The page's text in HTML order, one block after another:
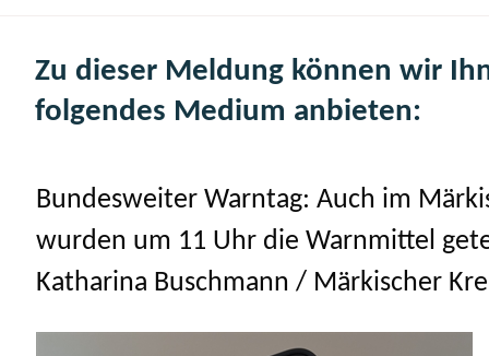
Zu dieser Meldung können wir
folgendes Medium anbieten:
Bundesweiter Warntag: Auch im
wurden um 11 Uhr die Warnmittel
Katharina Buschmann / Märkischer